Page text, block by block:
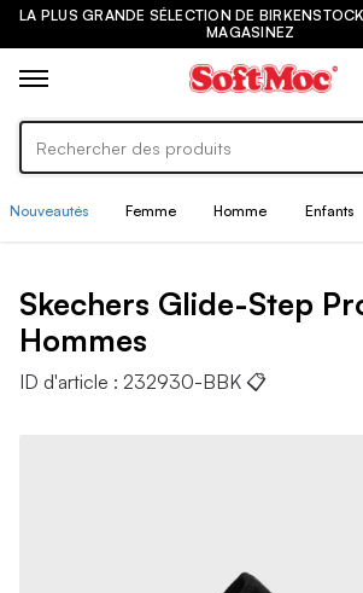
LA PLUS GRANDE SÉLECTION DE
MAGASINEZ
Nouveautés Femme Homme Enfants
Skechers Glide-Step
Hommes
ID d'article : 232930-BBK 📋